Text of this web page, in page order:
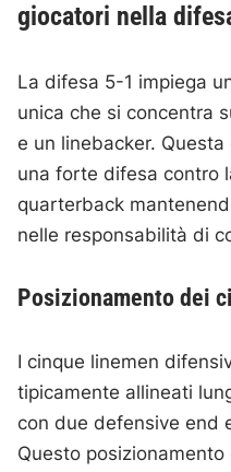
giocatori nella
La difesa 5-1 impiega
unica che si concentra
e un linebacker.
una forte difesa contro
quarterback
nelle responsabilità di
Posizionamento dei
I cinque linemen
tipicamente allineati
con due defensive end
Questo